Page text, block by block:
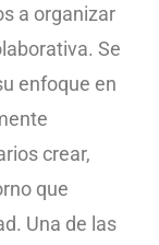
a organizar
Se
enfoque en
crear,
que
Una de las